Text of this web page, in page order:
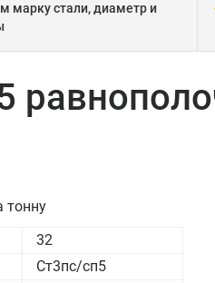
марку стали, диаметр и
тонну
32
Ст3пс/сп5